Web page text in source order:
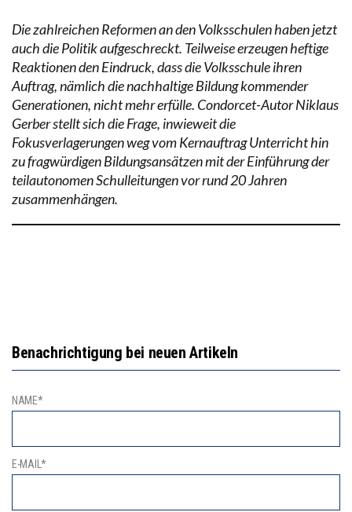
Die zahlreichen Reformen an den Volksschulen haben jetzt
auch die Politik aufgeschreckt. Teilweise erzeugen heftige
Reaktionen den Eindruck, dass die Volksschule ihren
Auftrag, nämlich die nachhaltige Bildung kommender
Generationen, nicht mehr erfülle. Condorcet-Autor Niklaus
Gerber stellt sich die Frage, inwieweit die
Fokusverlagerungen weg vom Kernauftrag Unterricht hin
zu fragwürdigen Bildungsansätzen mit der Einführung der
teilautonomen Schulleitungen vor rund 20 Jahren
zusammenhängen.
Benachrichtigung bei neuen Artikeln
NAME*
E-MAIL*